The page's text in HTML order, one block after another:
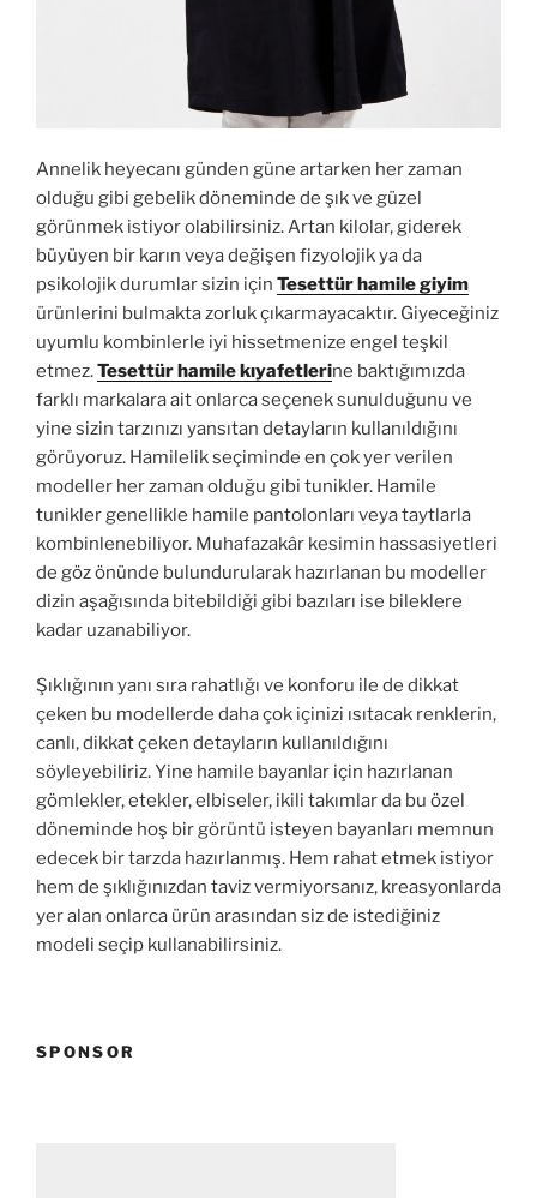
Annelik heyecanı günden güne artarken her zaman
olduğu gibi gebelik döneminde de şık ve güzel
görünmek istiyor olabilirsiniz. Artan kilolar, giderek
büyüyen bir karın veya değişen fizyolojik ya da
psikolojik durumlar sizin için Tesettür hamile giyim
ürünlerini bulmakta zorluk çıkarmayacaktır. Giyeceğiniz
uyumlu kombinlerle iyi hissetmenize engel teşkil
etmez.Tesettür hamile kıyafetlerine baktığımızda
farklı markalara ait onlarca seçenek sunulduğunu ve
yine sizin tarzınızı yansıtan detayların kullanıldığını
görüyoruz. Hamilelik seçiminde en çok yer verilen
modeller her zaman olduğu gibi tunikler. Hamile
tunikler genellikle hamile pantolonları veya taytlarla
kombinlenebiliyor. Muhafazakâr kesimin hassasiyetleri
de göz önünde bulundurularak hazırlanan bu modeller
dizin aşağısında bitebildiği gibi bazıları ise bileklere
kadar uzanabiliyor.
Şıklığının yanı sıra rahatlığı ve konforu ile de dikkat
çeken bu modellerde daha çok içinizi ısıtacak renklerin,
canlı, dikkat çeken detayların kullanıldığını
söyleyebiliriz. Yine hamile bayanlar için hazırlanan
gömlekler, etekler, elbiseler, ikili takımlar da bu özel
döneminde hoş bir görüntü isteyen bayanları memnun
edecek bir tarzda hazırlanmış. Hem rahat etmek istiyor
hem de şıklığınızdan taviz vermiyorsanız, kreasyonlarda
yer alan onlarca ürün arasından siz de istediğiniz
modeli seçip kullanabilirsiniz.
SPONSOR